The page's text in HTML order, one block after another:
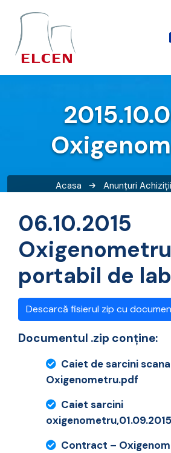
Acasa Anunțuri
06.10.2015
Oxigenometru
portabil de
Descarcă fisierul zip cu
Documentul .zip conține:
Caiet de sarcini
Oxigenometru.pdf
Caiet sarcini
Contract –